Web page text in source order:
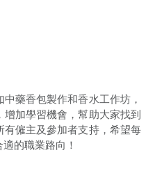
藥香包製作和香水工作坊，
加學習機會，幫助大家找到
僱主及參加者支持，希望每
的職業路向！